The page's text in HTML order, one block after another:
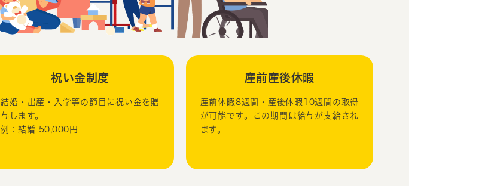
祝い金制度
結婚・出産・入学等の節目に祝い金を贈
与します。
例：結婚 50,000円
産前産後休暇
産前休暇8週間・産後休暇10週間の取得
が可能です。この期間は給与が支給され
ます。